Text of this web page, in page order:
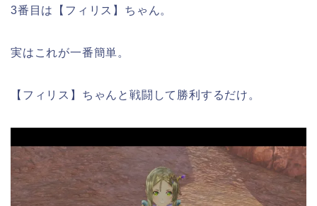
3番目は【フィリス】ちゃん。
実はこれが一番簡単。
【フィリス】ちゃんと戦闘して勝利するだけ。